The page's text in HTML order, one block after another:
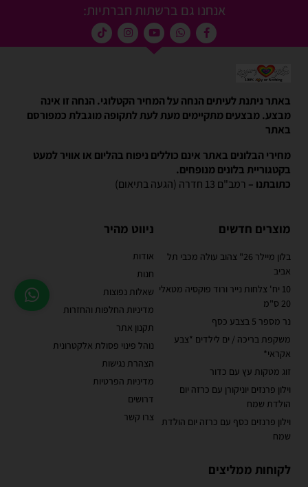
אנחנו גם ברשתות חברתיות:
באתר ניתנת לעיתים הנחה על המחיר הקטלוגי. הנחה זו אינה
מבצע. מבצעים מתקיימים מעת לעת לתקופה מוגבלת כמפורסם
באתר
מחירי הבלונים באתר אינם כוללים ניפוח בהליום או אוויר למעט
בקטגוריית בלונים מנופחים.
כתובתנו – רמב"ם 13 חדרה (הגעה בתיאום)
מוצרים חדשים
בלון מיילר 26" צהוב עולה מכבי תל
אביב
10 יח' צלחות נייר ורוד פוקסיה מטאלי
20 ס"מ
נר מספר 5 בצבע כסף
משקפת בריכה / ים לילדים *צבע
אקראי*
זוג מטקות עץ עם כדור
וילון פרנזים יוניקורן עם כרזה יום
הולדת שמח
וילון פרנזים כסף עם כרזה יום הולדת
שמח
ניווט מהיר
אודות
חנות
שאלות נפוצות
מדיניות החלפות והחזרות
תקנון אתר
נוהל פינוי פסולת אלקטרונית
הצהרת נגישות
מדיניות הפרטיות
דרושים
צרו קשר
לקוחות ממליצים